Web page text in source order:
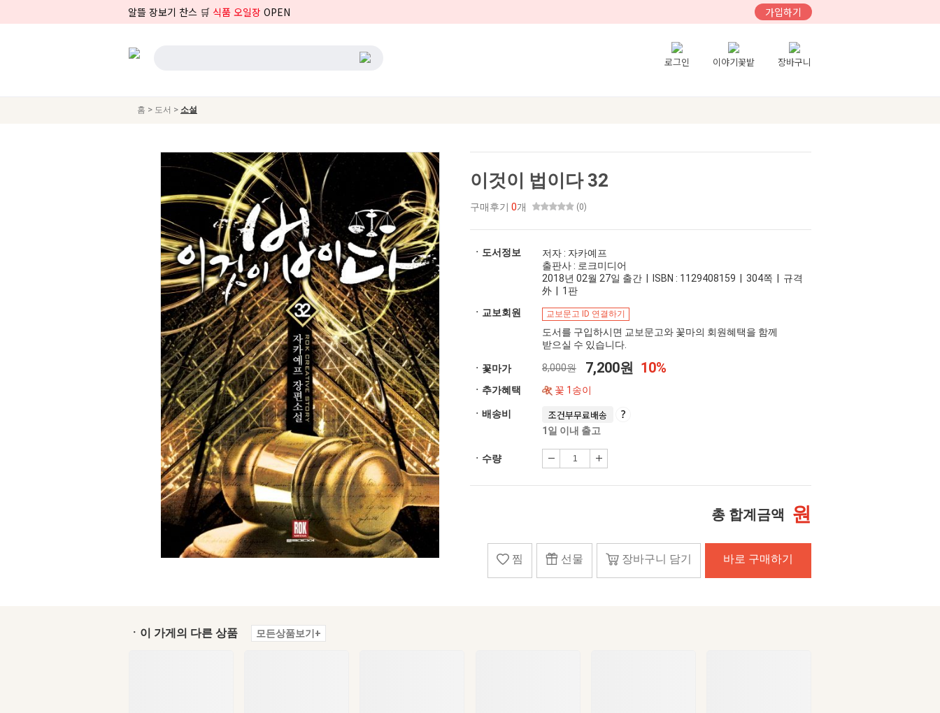
알뜰 장보기 찬스 🛒 식품 오일장 OPEN 가입하기
로그인 이야기꽃밭 장바구니
홈 > 도서 > 소설
이것이 법이다 32
구매후기 0개 (0)
ㆍ도서정보
저자 : 자카예프
출판사 : 로크미디어
2018년 02월 27일 출간 | ISBN : 1129408159 | 304쪽 | 규격
外 | 1판
ㆍ교보회원
교보문고 ID 연결하기
도서를 구입하시면 교보문고와 꽃마의 회원혜택을 함께
받으실 수 있습니다.
ㆍ꽃마가 8,000원 7,200원 10%
ㆍ추가혜택 꽃 1송이
ㆍ배송비 조건부무료배송
1일 이내 출고
ㆍ수량
총 합계금액 원
찜 선물 장바구니 담기 바로 구매하기
ㆍ이 가게의 다른 상품 모든상품보기+